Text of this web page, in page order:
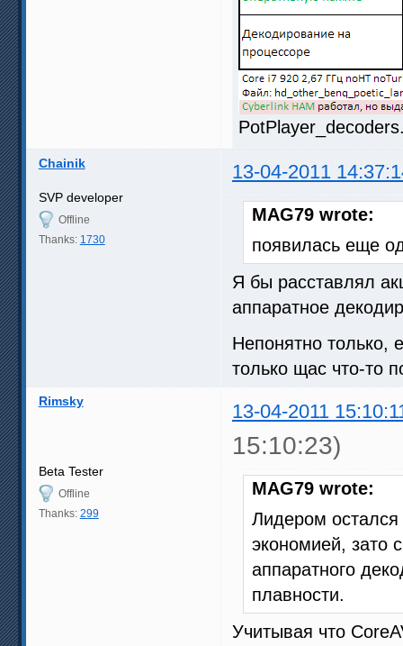
Chainik 13-04-2011
SVP developer
Offline
Thanks: 1730
MAG79 wrote:
появилась еще
Я бы расставлял
аппаратное
Непонятно только,
только щас что-то
Rimsky 13-04-2011
15:10:23)
Beta Tester
Offline
Thanks: 299
MAG79 wrote:
Лидером остался
экономией, зато
аппаратного
плавности.
Учитывая что